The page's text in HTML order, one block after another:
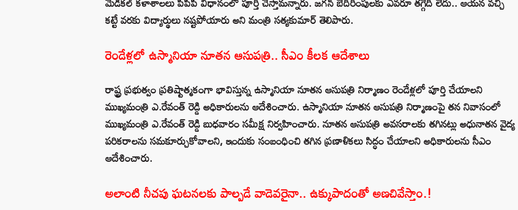
కట్టే వరకు విద్యార్థులు నష్టపోయారు అని మంత్రి సత్యకుమార్ తెలిపారు.
రెండేళ్లలో ఉస్మానియా నూత‌న ఆసుప‌త్రి.. సీఎం కీలక ఆదేశాలు
రాష్ట్ర ప్ర‌భుత్వం ప్ర‌తిష్టాత్మ‌కంగా భావిస్తున్న ఉస్మానియా నూత‌న ఆసుప‌త్రి నిర్మాణం రెండేళ్లలో పూర్తి చేయాల‌ని
ముఖ్య‌మంత్రి ఎ.రేవంత్ రెడ్డి అధికారుల‌ను ఆదేశించారు. ఉస్మానియా నూత‌న ఆసుప‌త్రి నిర్మాణంపై త‌న నివాసంలో
ముఖ్య‌మంత్రి ఎ.రేవంత్ రెడ్డి బుధ‌వారం స‌మీక్ష నిర్వ‌హించారు. నూత‌న ఆసుప‌త్రి అవ‌స‌రాల‌కు త‌గిన‌ట్లు అధునాతన వైద్య
ప‌రిక‌రాల‌ను స‌మ‌కూర్చుకోవాల‌ని, ఇందుకు సంబంధించి త‌గిన‌ ప్ర‌ణాళిక‌లు సిద్ధం చేయాల‌ని అధికారుల‌ను సీఎం
ఆదేశించారు.
అలాంటి నీచపు ఘటనలకు పాల్పడే వాడెవరైనా.. ఉక్కుపాదంతో అణచివేస్తాం.!